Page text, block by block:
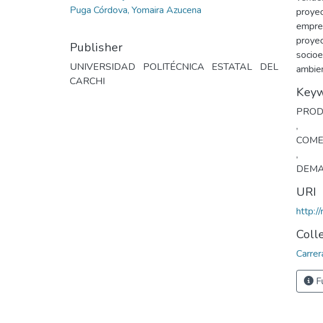
Puga Córdova, Yomaira Azucena
Publisher
UNIVERSIDAD POLITÉCNICA ESTATAL DEL
CARCHI
,
,
URI